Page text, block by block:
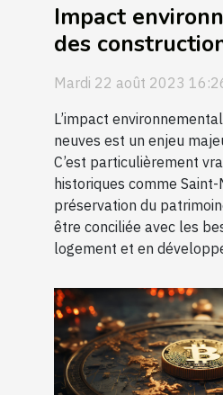
Impact
des
Saint-Malo
Mardi 22 août 2023
L’impact
neuves est un enjeu
C’est particulièrement
historiques comme
préservation du
être conciliée avec les
logement et en